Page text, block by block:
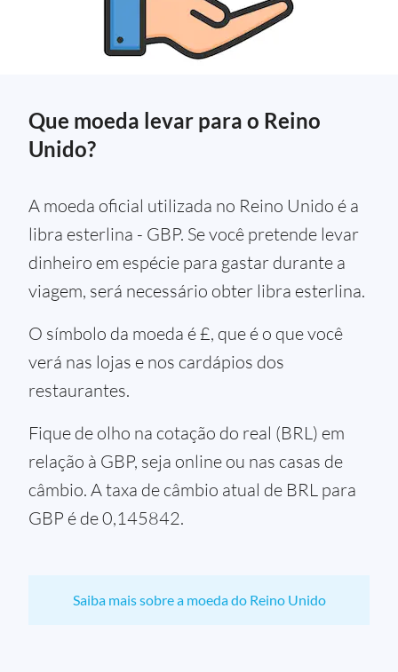
Que moeda levar para o Reino
Unido?
A moeda oficial utilizada no Reino Unido é a
libra esterlina - GBP. Se você pretende levar
dinheiro em espécie para gastar durante a
viagem, será necessário obter libra esterlina.
O símbolo da moeda é £, que é o que você
verá nas lojas e nos cardápios dos
restaurantes.
Fique de olho na cotação do real (BRL) em
relação à GBP, seja online ou nas casas de
câmbio. A taxa de câmbio atual de BRL para
GBP é de 0,145842.
Saiba mais sobre a moeda do Reino Unido